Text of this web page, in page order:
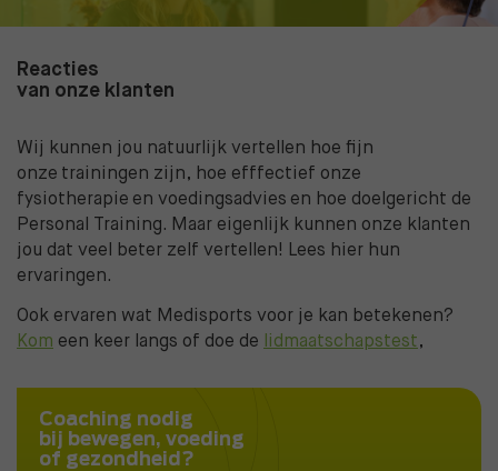
Reacties
van onze klanten
Wij kunnen jou natuurlijk vertellen hoe fijn
onze trainingen zijn, hoe efffectief onze
fysiotherapie en voedingsadvies en hoe doelgericht de
Personal Training. Maar eigenlijk kunnen onze klanten
jou dat veel beter zelf vertellen! Lees hier hun
ervaringen.
Ook ervaren wat Medisports voor je kan betekenen?
Kom een keer langs of doe de lidmaatschapstest,
Coaching nodig
bij bewegen, voeding
of gezondheid?